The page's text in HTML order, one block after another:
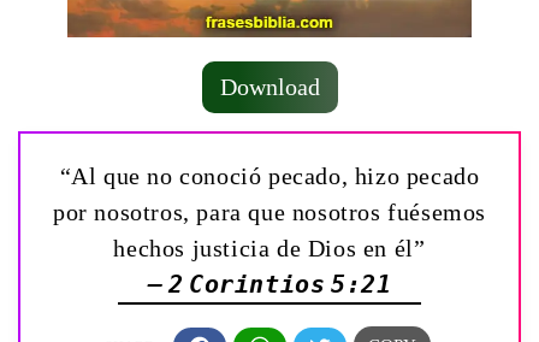
Download
“Al que no conoció pecado, hizo pecado
por nosotros, para que nosotros fuésemos
hechos justicia de Dios en él”
— 2 Corintios 5:21